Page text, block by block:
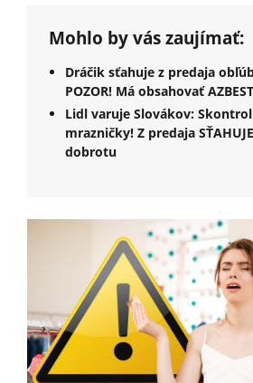
Mohlo by vás zaujímať:
Dráčik sťahuje z predaja
POZOR! Má obsahovať AZBEST
Lidl varuje Slovákov:
mrazničky! Z predaja
dobrotu